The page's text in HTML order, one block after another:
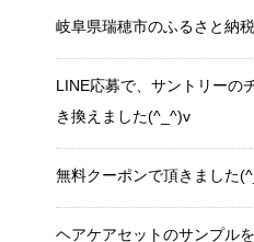
岐阜県瑞穂市のふるさと納
LINE応募で、サントリーの
き換えました(^_^)v
無料クーポンで頂きました
ヘアケアセットのサンプル